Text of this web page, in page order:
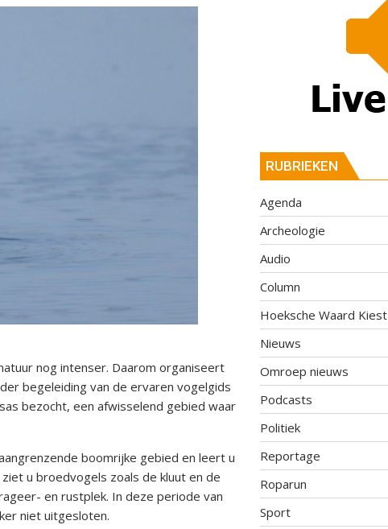
nog intenser. Daarom organiseert
begeleiding van de ervaren vogelgids
bezocht, een afwisselend gebied waar
boomrijke gebied en leert u
u broedvogels zoals de kluut en de
en rustplek. In deze periode van
niet uitgesloten.
RUBRIEKEN
Agenda
Archeologie
Audio
Column
Hoeksche Waard Kiest
Nieuws
Omroep nieuws
Podcasts
Politiek
Reportage
Roparun
Sport